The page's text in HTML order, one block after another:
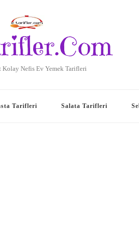
Kolay Nefis Ev Yemek Tarifleri
Tarifleri Salata Tarifleri